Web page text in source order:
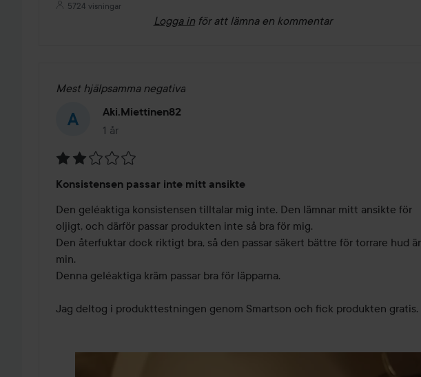
5724 visningar
Logga in för att lämna en kommentar
Mest hjälpsamma negativa
Aki.miettinen82
1 år
Inlägget skapades 1 år
2
av
5
Konsistensen passar inte mitt ansikte
Den geléaktiga konsistensen tilltalar mig inte. Den lämnar mitt ansikte för
oljigt, och därför passar produkten inte så bra för mig.
Den återfuktar dock riktigt bra, så den passar säkert bättre för torrare hud
min.
Denna geléaktiga kräm passar bra för läpparna.
Jag deltog i produkttestningen genom Smartson och fick produkten gratis.